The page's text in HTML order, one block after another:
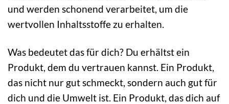
und werden schonend verarbeitet, um die
wertvollen Inhaltsstoffe zu erhalten.
Was bedeutet das für dich? Du erhältst ein
Produkt, dem du vertrauen kannst. Ein Produkt,
das nicht nur gut schmeckt, sondern auch gut für
dich und die Umwelt ist. Ein Produkt, das dich auf